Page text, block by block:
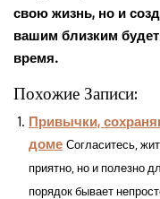
свою жизнь, но и
вашим близким
время.
Похожие Записи:
Привычки,
доме Согласитесь,
приятно, но и полезно
порядок бывает